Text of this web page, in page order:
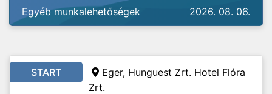
Egyéb munkalehetőségek 2026. 08. 06.
START
Eger, Hunguest Zrt. Hotel Flóra
Zrt.